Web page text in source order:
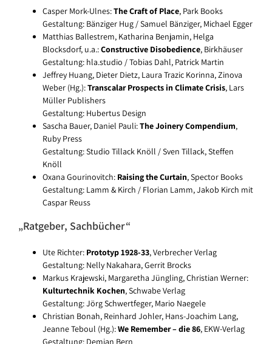
Casper Mork-Ulnes:The Craft of Place, Park Books
Gestaltung: Bänziger Hug / Samuel Bänziger, Michael Egger
Matthias Ballestrem, Katharina Benjamin, Helga
Blocksdorf, u.a.:Constructive Disobedience, Birkhäuser
Gestaltung: hla.studio / Tobias Dahl, Patrick Martin
Jeffrey Huang, Dieter Dietz, Laura Trazic Korinna, Zinova
Weber (Hg.):Transcalar Prospects in Climate Crisis, Lars
Müller Publishers
Gestaltung: Hubertus Design
Sascha Bauer, Daniel Pauli:The Joinery Compendium,
Ruby Press
Gestaltung: Studio Tillack Knöll / Sven Tillack, Steffen
Knöll
Oxana Gourinovitch: Raising the Curtain, Spector Books
Gestaltung: Lamm & Kirch / Florian Lamm, Jakob Kirch mit
Caspar Reuss
„Ratgeber, Sachbücher“
Ute Richter: Prototyp 1928-33, Verbrecher Verlag
Gestaltung: Nelly Nakahara, Gerrit Brocks
Markus Krajewski, Margaretha Jüngling, Christian Werner:
Kulturtechnik Kochen, Schwabe Verlag
Gestaltung: Jörg Schwertfeger, Mario Naegele
Christian Bonah, Reinhard Johler, Hans-Joachim Lang,
Jeanne Teboul (Hg.):We Remember – die 86, EKW-Verlag
Gestaltung: Demian Bern